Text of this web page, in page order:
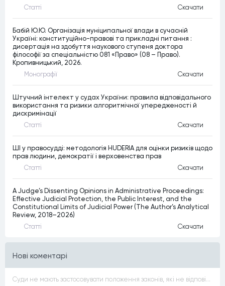
Статтi Скачати
Бабій Ю.Ю. Організація муніципальної влади в сучасній
Україні: конституційно-правові та прикладні питання :
дисертація на здобуття наукового ступеня доктора
філософії за спеціальністю 081 «Право» (08 – Право).
Кропивницький, 2026.
Монографiї Скачати
Штучний інтелект у судах України: правила відповідального
використання та ризики алгоритмічної упередженості й
дискримінації
Статтi Скачати
ШІ у правосудді: методологія HUDERIA для оцінки ризиків щодо
прав людини, демократії і верховенства прав
Статтi Скачати
A Judge’s Dissenting Opinions in Administrative Proceedings:
Effective Judicial Protection, the Public Interest, and the
Constitutional Limits of Judicial Power (The Author’s Analytical
Review, 2018–2026)
Статтi Скачати
Нові коментарі
Суди не мають застосовувати положення законів, які не відповідають Конституції, незалежно від того, чи визнавалися вони Конституційним Судом України неконституційними, тобто закони, що суперечать Конституції України не можуть застосовуватися навіть у випадках, коли вони є чинними